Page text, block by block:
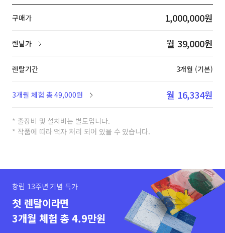
구매가 1,000,000원
렌탈가 월 39,000원
렌탈기간 3개월 (기본)
3개월 체험 총 49,000원 월 16,334원
* 출장비 및 설치비는 별도입니다.
* 작품에 따라 액자 처리 되어 있을 수 있습니다.
창립 13주년 기념 특가
첫 렌탈이라면
3개월 체험 총 4.9만원